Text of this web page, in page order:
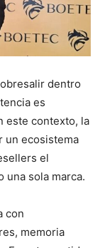
dentro
es
este contexto, la
un ecosistema
el
una sola marca.
con
memoria